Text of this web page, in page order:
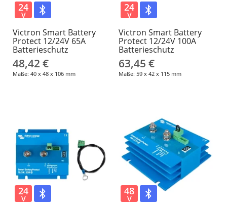
Victron Smart Battery
Protect 12/24V 65A
Batterieschutz
48,42 €
Maße: 40 x 48 x 106 mm
24
V
Victron Smart Battery
Protect 12/24V 100A
Batterieschutz
63,45 €
Maße: 59 x 42 x 115 mm
24
V
24
V
48
V